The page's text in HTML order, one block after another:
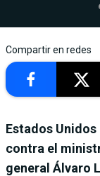
Compartir en redes
Estados
contra el
general Álvaro